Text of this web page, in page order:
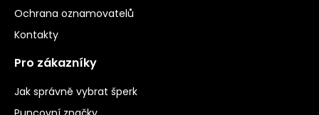
Ochrana oznamovatelů
Kontakty
Pro zákazníky
Jak správně vybrat šperk